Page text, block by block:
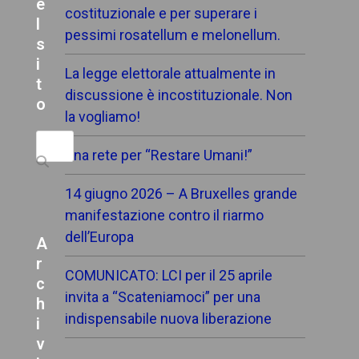
costituzionale e per superare i
pessimi rosatellum e melonellum.
La legge elettorale attualmente in
discussione è incostituzionale. Non
la vogliamo!
Una rete per “Restare Umani!”
14 giugno 2026 – A Bruxelles grande
manifestazione contro il riarmo
dell’Europa
COMUNICATO: LCI per il 25 aprile
invita a “Scateniamoci” per una
indispensabile nuova liberazione
e
s
i
t
o
Search
A
r
c
h
i
v